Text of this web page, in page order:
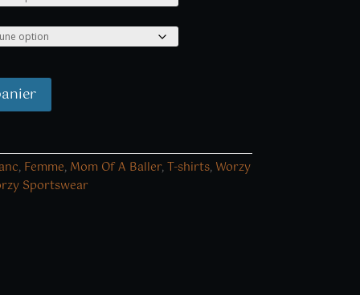
, Femme, Mom Of A Baller,T-shirts, Worzy
Sportswear